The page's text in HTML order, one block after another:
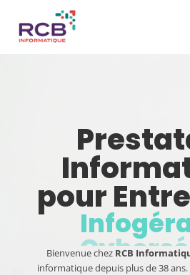
pour
Bienvenue chez RCB
informatique depuis plus de 38